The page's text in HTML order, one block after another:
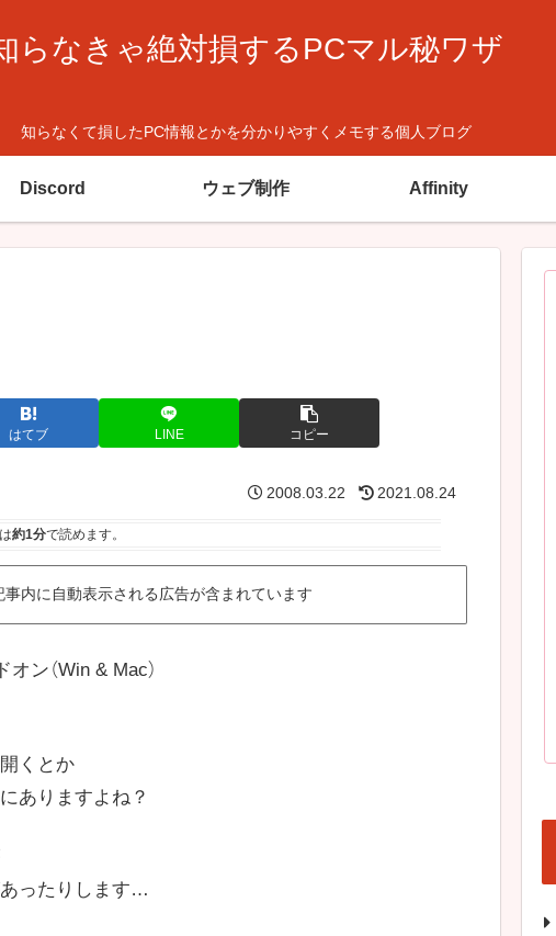
らなきゃ絶対損するPCマル秘ワザ
知らなくて損したPC情報とかを分かりやすくメモする個人ブログ
Discord ウェブ制作 Affinity
はてブ LINE コピー
2008.03.22 2021.08.24
約1分で読めます。
内に自動表示される広告が含まれています
ン（Win & Mac）
くとか
ありますよね？
ったりします…